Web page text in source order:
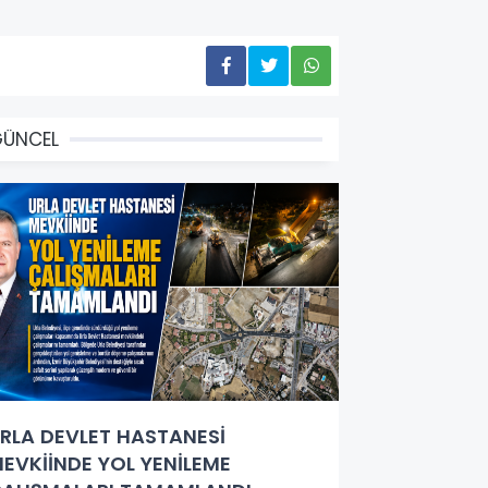
DEVLET HASTANESİ
YOL YENİLEME